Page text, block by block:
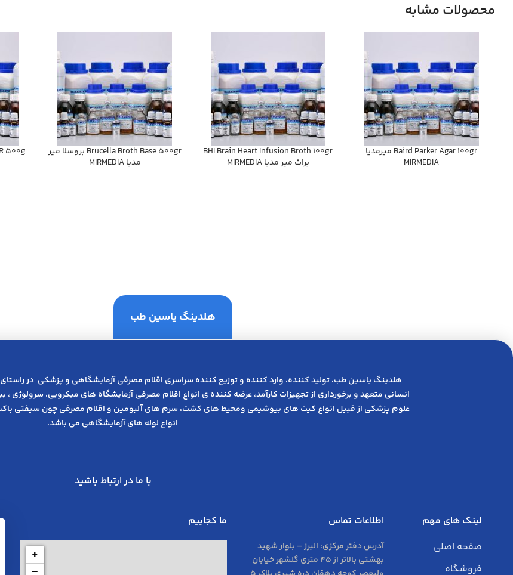
محصولات مشابه
Baird Parker Agar 100gr ميرمديا
MIRMEDIA
BHI Brain Heart Infusion Broth 100gr
براث مير مديا MIRMEDIA
Brucella Broth Base 500gr بروسلا مير
مديا MIRMEDIA
هلدینگ یاسین طب
هلدینگ یاسین طب، تولید کننده، وارد کننده و توزیع کننده سراسری اقلام مصرفی آزمایشگاهی و پزشکی در
انسانی متعهد و ﺑﺮﺧﻮرداری از ﺗﺠﻬﯿﺰات ﮐﺎرآﻣﺪ، عرضه کننده ی انواع اﻗﻼم مصرفی آزﻣﺎﯾﺸﮕﺎه های میکروبی، ﺳﺮوﻟﻮژی
علوم پزشکی از قبیل انواع کیت های بیوشیمی ومحیط های کشت، سرم های آلبومین و اقلام مصرفی چون سیفتی
انواع لوله های آزمایشگاهی می باشد.
با ما در ارتباط باشید
لینک های مهم
صفحه اصلی
فروشگاه
اطلاعات تماس
آدرس دفتر مرکزی: البرز – بلوار شهید
بهشتی بالاتر از 45 متری گلشهر خیابان
ما کجاییم
+